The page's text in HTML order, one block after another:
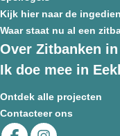
Kijk hier naar de
Waar staat nu al een
Over Zitbanken
Ik doe mee in
Ontdek alle projecten
Contacteer ons